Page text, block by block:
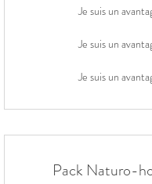
Je suis un
Je suis un
Je suis un
Pack Naturo-